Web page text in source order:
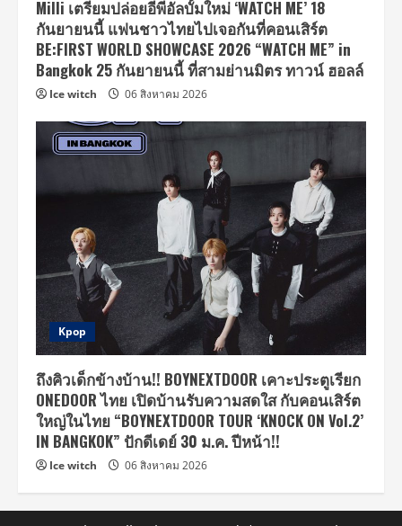
Milli เตรียมปล่อยอีพีอัลบั้มใหม่ ‘WATCH ME’ 18
กันยายนนี้ แฟนชาวไทยไปเจอกันที่คอนเสิร์ต
BE:FIRST WORLD SHOWCASE 2026 “WATCH ME” in
Bangkok 25 กันยายนนี้ ที่สามย่านมิตร ทาวน์ ฮอลล์
Ice witch 06 สิงหาคม 2026
Kpop
ถึงคิวเด็กข้างบ้าน!! BOYNEXTDOOR เคาะประตูเรียก
ONEDOOR ไทย เปิดบ้านรับความสดใส กับคอนเสิร์ต
ใหญ่ในไทย “BOYNEXTDOOR TOUR ‘KNOCK ON Vol.2’
IN BANGKOK” ปักดีเดย์ 30 ม.ค. ปีหน้า!!
Ice witch 06 สิงหาคม 2026